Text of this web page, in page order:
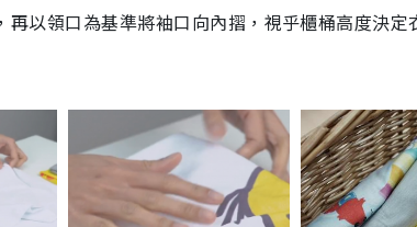
再以領口為基準將袖口向內摺，視乎櫃桶高度決定